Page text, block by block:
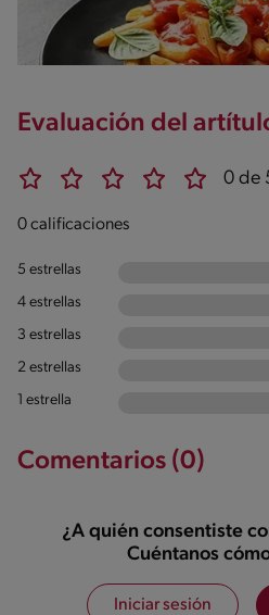
Evaluación del
0 de
0 calificaciones
5 estrellas
4 estrellas
3 estrellas
2 estrellas
1 estrella
Comentarios (0)
¿A quién consentiste
Cuéntanos
Iniciar sesión